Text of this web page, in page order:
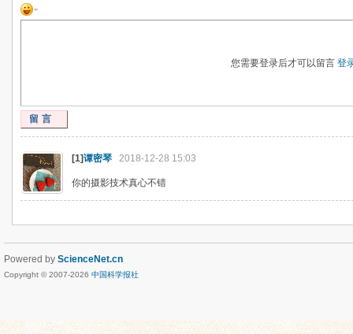
您需要登录后才可以留言 登
留言
[1]谭密琴 2018-12-28 15:03
你的摄影技术真心不错
Powered by ScienceNet.cn
Copyright © 2007-2026 中国科学报社